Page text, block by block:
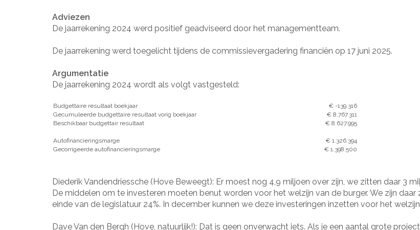
Adviezen
De jaarrekening 2024 werd positief geadviseerd door het managementteam.
De jaarrekening werd toegelicht tijdens de commissievergadering financiën op 17 juni 2025.
Argumentatie
De jaarrekening 2024 wordt als volgt vastgesteld:
Budgettaire resultaat boekjaar
€ -139.316
Gecumuleerde budgettaire resultaat vorig boekjaar
€ 8.767.311
Beschikbaar budgettair resultaat
€ 8.627.995
Autofinancieringsmarge
€ 1.326.394
Gecorrigeerde autofinancieringsmarge
€ 1.398.500
Diederik Vandendriessche (Hove Beweegt): Er moest nog 4,9 miljoen over zijn, we zitten daar 3
De middelen om te investeren moeten benut worden voor het welzijn van de burger. We zijn
einde van de legislatuur 24%. In december kunnen we deze investeringen inzetten voor het
Dave Van den Bergh (Hove, natuurlijk!): Dat is geen onverwacht iets. Als je een aantal grote